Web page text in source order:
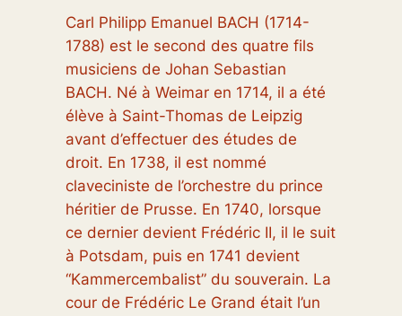
Carl Philipp Emanuel BACH (1714-
1788) est le second des quatre fils
musiciens de Johan Sebastian
BACH. Né à Weimar en 1714, il a été
élève à Saint-Thomas de Leipzig
avant d’effectuer des études de
droit. En 1738, il est nommé
claveciniste de l’orchestre du prince
héritier de Prusse. En 1740, lorsque
ce dernier devient Frédéric II, il le suit
à Potsdam, puis en 1741 devient
“Kammercembalist” du souverain. La
cour de Frédéric Le Grand était l’un